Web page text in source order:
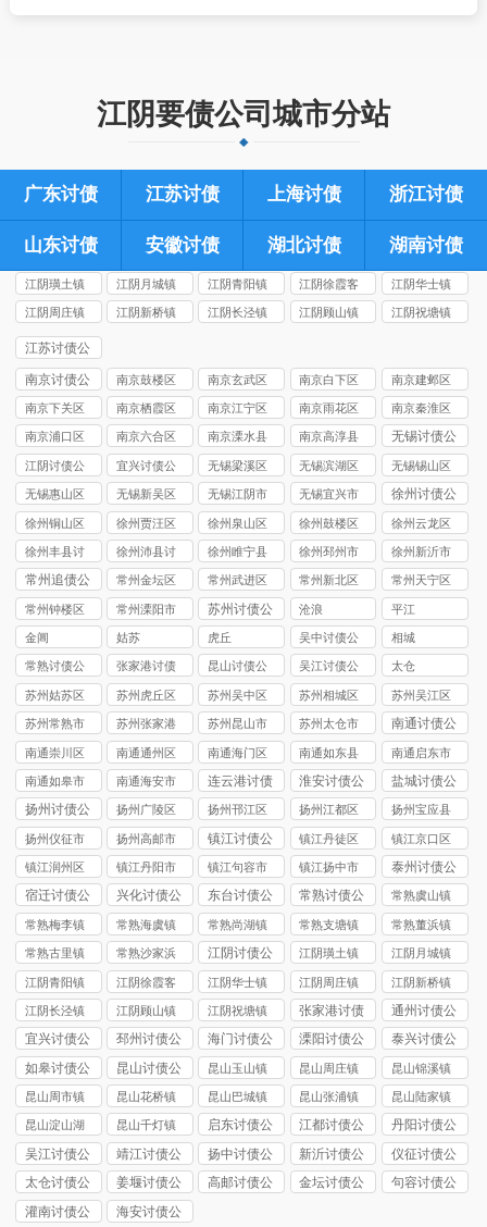
江阴要债公司城市分站
广东讨债 江苏讨债 上海讨债 浙江讨债
山东讨债 安徽讨债 湖北讨债 湖南讨债
江阴璜土镇
讨债公司
江阴月城镇
讨债公司
江阴青阳镇
讨债公司
江阴徐霞客
镇讨债公司
江阴华士镇
讨债公司
江阴周庄镇
讨债公司
江阴新桥镇
江阴长泾镇
江阴顾山镇
江阴祝塘镇
江苏讨债公
司
南京讨债公
司
南京鼓楼区
讨债公司
南京玄武区
讨债公司
南京白下区
讨债公司
南京建邺区
讨债公司
南京下关区
讨债公司
南京栖霞区
讨债公司
南京江宁区
讨债公司
南京雨花区
讨债公司
南京秦淮区
讨债公司
南京浦口区
讨债公司
南京六合区
讨债公司
南京溧水县
讨债公司
南京高淳县
讨债公司
无锡讨债公
司
江阴讨债公
司
宜兴讨债公
司
无锡梁溪区
讨债公司
无锡滨湖区
讨债公司
无锡锡山区
讨债公司
无锡惠山区
讨债公司
无锡新吴区
讨债公司
无锡江阴市
讨债公司
无锡宜兴市
讨债公司
徐州讨债公
司
徐州铜山区
讨债公司
徐州贾汪区
讨债公司
徐州泉山区
讨债公司
徐州鼓楼区
讨债公司
徐州云龙区
讨债公司
徐州丰县讨
债公司
徐州沛县讨
债公司
徐州睢宁县
讨债公司
徐州‌邳州市
讨债公司
徐州新沂市
讨债公司
常州追债公
司
常州金坛区
讨债公司
常州武进区
讨债公司
常州新北区
讨债公司
常州天宁区
讨债公司
常州钟楼区
讨债公司
常州溧阳市
讨债公司
苏州讨债公
司
沧浪 平江
金阊 姑苏 虎丘
吴中讨债公
司
相城
常熟讨债公
司
张家港讨债
公司
昆山讨债公
司
吴江讨债公
司
太仓
苏州姑苏区
讨债公司
苏州虎丘区
讨债公司
苏州吴中区
讨债公司
苏州相城区
讨债公司
苏州吴江区
讨债公司
苏州常熟市
讨债公司
苏州张家港
市讨债公司
苏州昆山市
讨债公司
苏州太仓市
讨债公司
南通讨债公
司
南通崇川区
讨债公司
南通通州区
讨债公司
南通海门区
讨债公司
南通如东县
讨债公司
南通启东市
讨债公司
南通如皋市
讨债公司
南通海安市
讨债公司
连云港讨债
公司
淮安讨债公
司
盐城讨债公
司
扬州讨债公
司
扬州广陵区
讨债公司
扬州邗江区
讨债公司
扬州江都区
讨债公司
扬州宝应县
讨债公司
扬州仪征市
讨债公司
扬州高邮市
讨债公司
镇江讨债公
司
镇江丹徒区
讨债公司
镇江京口区
讨债公司
镇江润州区
讨债公司
镇江丹阳市
讨债公司
镇江句容市
讨债公司
镇江扬中市
讨债公司
泰州讨债公
司
宿迁讨债公
司
兴化讨债公
司
东台讨债公
司
常熟讨债公
司
常熟虞山镇
讨债公司
常熟梅李镇
讨债公司
常熟海虞镇
讨债公司
常熟尚湖镇
讨债公司
常熟支塘镇
讨债公司
常熟董浜镇
讨债公司
常熟古里镇
讨债公司
常熟沙家浜
镇讨债公司
江阴讨债公
司
江阴璜土镇
讨债公司
江阴月城镇
讨债公司
江阴青阳镇
讨债公司
江阴徐霞客
镇讨债公司
江阴华士镇
讨债公司
江阴周庄镇
讨债公司
江阴新桥镇
讨债公司
江阴长泾镇
讨债公司
江阴顾山镇
讨债公司
江阴祝塘镇
讨债公司
张家港讨债
公司
通州讨债公
司
宜兴讨债公
司
邳州讨债公
司
海门讨债公
司
溧阳讨债公
司
泰兴讨债公
司
如皋讨债公
司
昆山讨债公
司
昆山玉山镇
讨债公司
昆山周庄镇
讨债公司
昆山锦溪镇
讨债公司
昆山周市镇
讨债公司
昆山花桥镇
讨债公司
昆山巴城镇
讨债公司
昆山张浦镇
讨债公司
昆山陆家镇
讨债公司
昆山淀山湖
镇讨债公司
昆山千灯镇
讨债公司
启东讨债公
司
江都讨债公
司
丹阳讨债公
司
吴江讨债公
司
靖江讨债公
司
扬中讨债公
司
新沂讨债公
司
仪征讨债公
司
太仓讨债公
司
姜堰讨债公
司
高邮讨债公
金坛讨债公
句容讨债公
灌南讨债公
海安讨债公